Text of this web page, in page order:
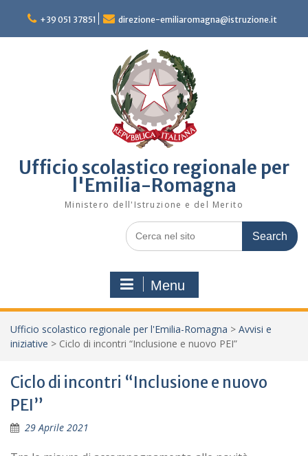
content
+39 051 37851 direzione-emiliaromagna@istruzione.it
Ufficio scolastico regionale per
l'Emilia-Romagna
Ministero dell'Istruzione e del Merito
Search
for:
Menu
Ufficio scolastico regionale per l'Emilia-Romagna > Avvisi e
iniziative > Ciclo di incontri “Inclusione e nuovo PEI”
Ciclo di incontri “Inclusione e nuovo
PEI”
29 Aprile 2021